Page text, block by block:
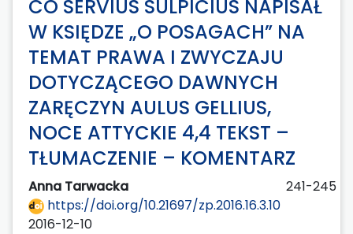
CO SERVIUS SULPICIUS NAPISAŁ
W KSIĘDZE „O POSAGACH” NA
TEMAT PRAWA I ZWYCZAJU
DOTYCZĄCEGO DAWNYCH
ZARĘCZYN AULUS GELLIUS,
NOCE ATTYCKIE 4,4 TEKST –
TŁUMACZENIE – KOMENTARZ
Anna Tarwacka
241-245
https://doi.org/10.21697/zp.2016.16.3.10
2016-12-10